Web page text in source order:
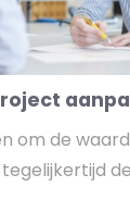
om de